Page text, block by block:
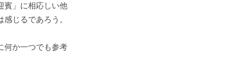
賓」に相応しい他
じるであろう。
何か一つでも参考